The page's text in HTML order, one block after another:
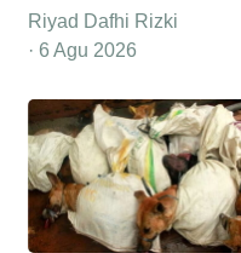
Riyad Dafhi Rizki
6 Agu 2026